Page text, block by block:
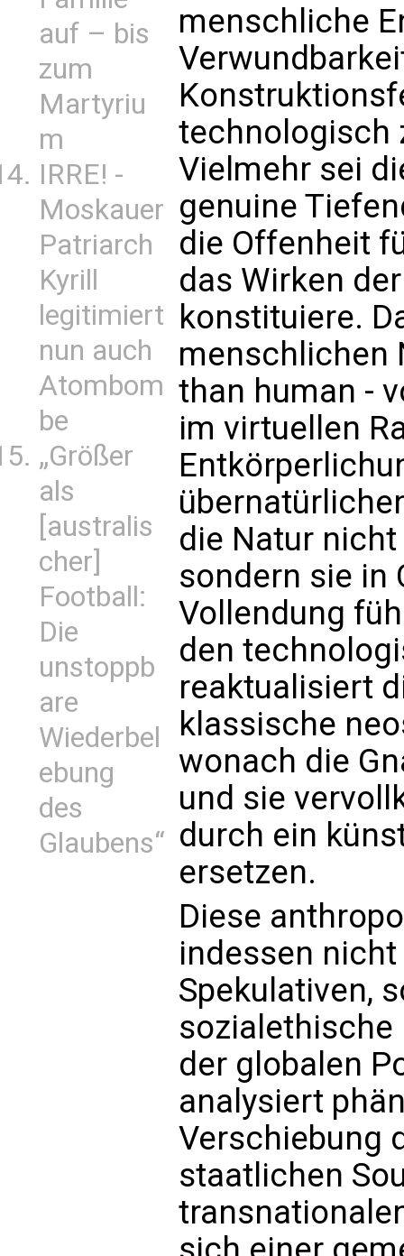
auf – bis
zum
Martyriu
m
IRRE! -
Moskauer
Patriarch
Kyrill
legitimiert
nun auch
Atombom
be
„Größer
als
[australis
cher]
Football:
Die
unstoppb
are
Wiederbel
ebung
des
Glaubens“
menschliche
technologisch
Vielmehr sei
genuine
die Offenheit
das Wirken
konstituiere.
menschlichen
than human -
im virtuellen
die Natur
sondern sie in
Vollendung
den
reaktualisiert
klassische
wonach die
und sie
durch ein
ersetzen.
Diese
indessen
Spekulativen,
sozialethische
der globalen
analysiert
Verschiebung
staatlichen